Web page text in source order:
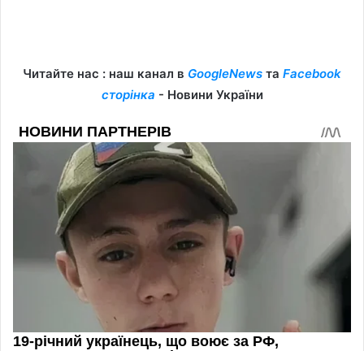
Читайте нас : наш канал в GoogleNews та Facebook
сторінка - Новини України